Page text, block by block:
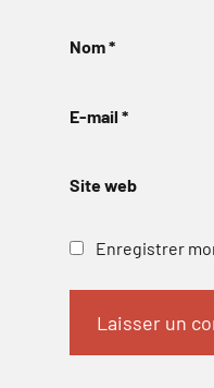
Nom*
E-mail *
Site web
Enregistrer